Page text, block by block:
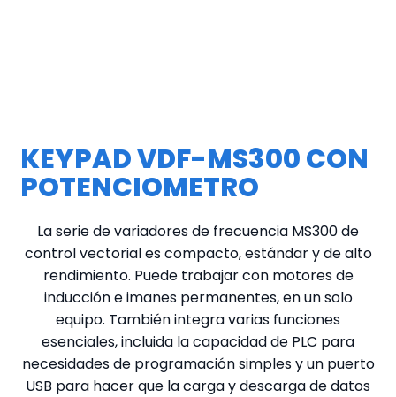
KEYPAD VDF-MS300 CON
POTENCIOMETRO
La serie de variadores de frecuencia MS300 de
control vectorial es compacto, estándar y de alto
rendimiento. Puede trabajar con motores de
inducción e imanes permanentes, en un solo
equipo. También integra varias funciones
esenciales, incluida la capacidad de PLC para
necesidades de programación simples y un puerto
USB para hacer que la carga y descarga de datos